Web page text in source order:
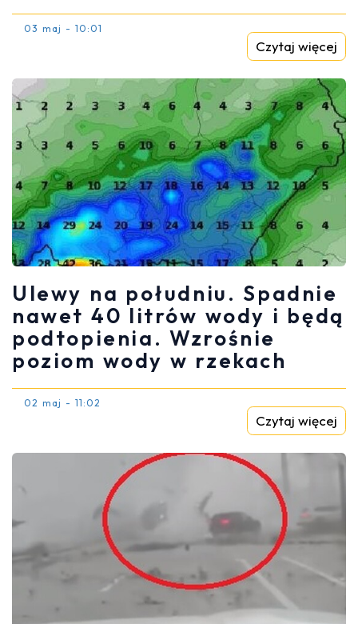
03 maj - 10:01
Czytaj więcej
Ulewy na południu. Spadnie
nawet 40 litrów wody i będą
podtopienia. Wzrośnie
poziom wody w rzekach
02 maj - 11:02
Czytaj więcej